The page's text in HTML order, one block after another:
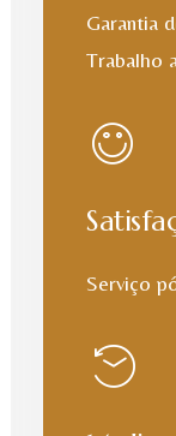
Garantia
Trabalho
Serviço